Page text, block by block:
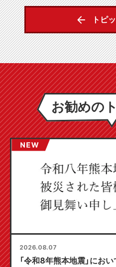
トピ
お勧めの
2026.08.07
「令和8年熊本地震」にお